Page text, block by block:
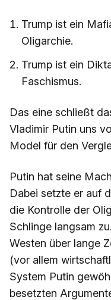
Trump ist ein
Oligarchie.
Trump ist ein
Faschismus.
Das eine schließt
Vladimir Putin uns
Model für den
Putin hat seine
Dabei setzte er auf
die Kontrolle der
Schlinge langsam
Westen über lange
(vor allem
System Putin
besetzten